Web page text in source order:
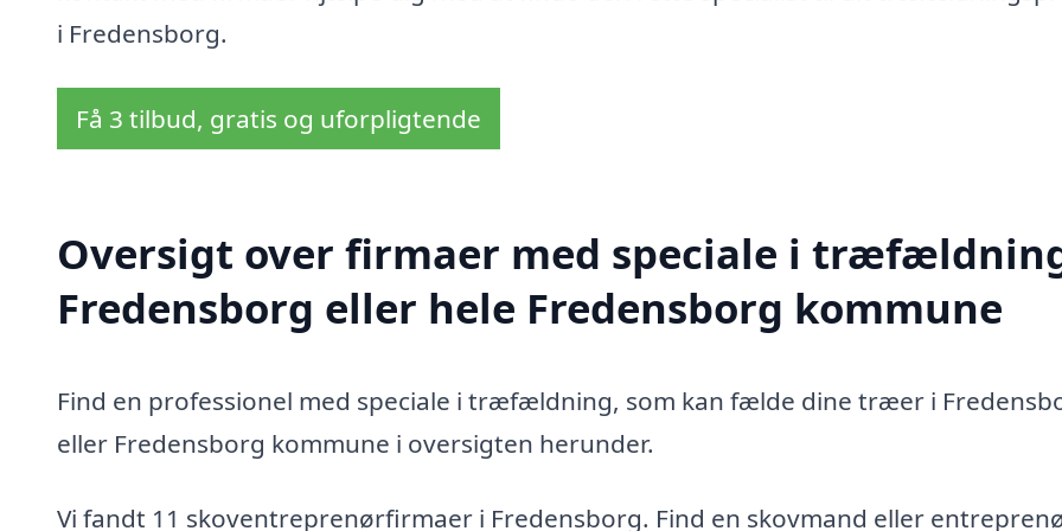
i Fredensborg.
Få 3 tilbud, gratis og uforpligtende
Oversigt over firmaer med speciale i
Fredensborg eller hele Fredensborg kommune
Find en professionel med speciale i træfældning, som kan fælde dine træer i
eller Fredensborg kommune i oversigten herunder.
Vi fandt 11 skoventreprenørfirmaer i Fredensborg. Find en skovmand eller